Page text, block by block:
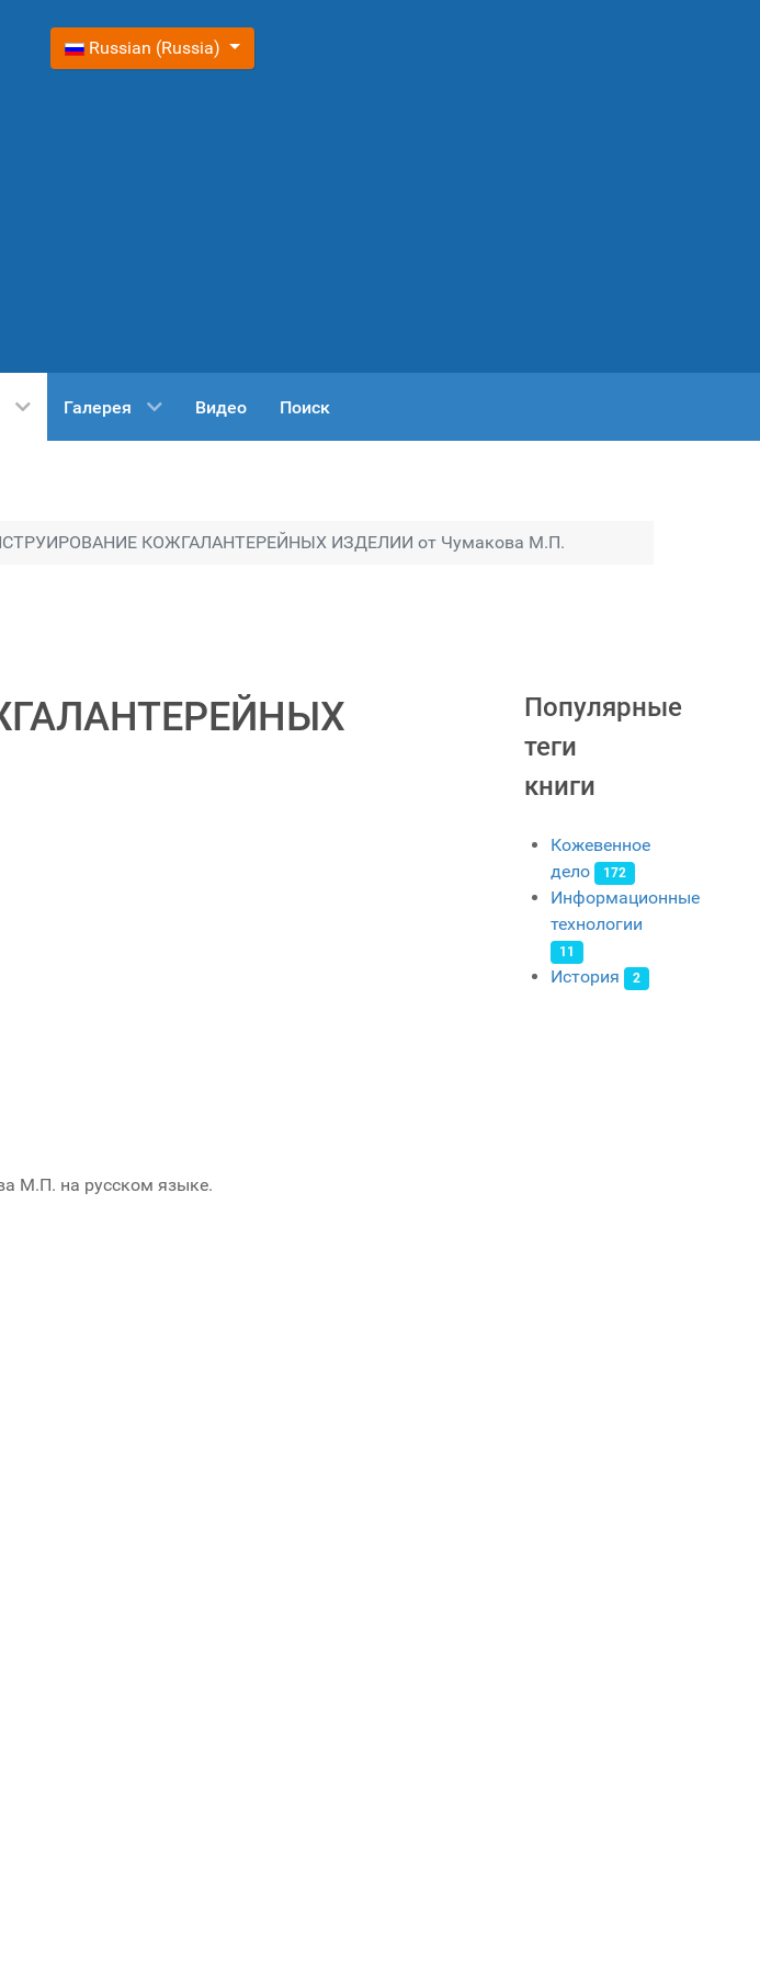
Выберите язык
Russian (Russia)
Галерея Видео Поиск
КОЖГАЛАНТЕРЕЙНЫХ ИЗДЕЛИИ от Чумакова М.П.
на русском языке.
Популярные
теги
книги
Кожевенное
дело
172
Информационные
технологии
11
История 2